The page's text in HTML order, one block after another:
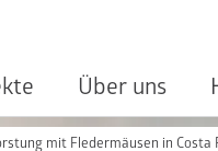
Über uns
mit Fledermäusen in Costa